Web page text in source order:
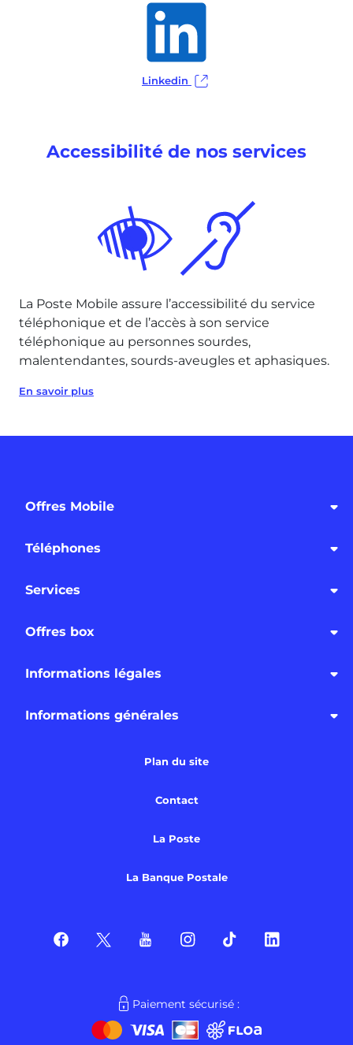
Linkedin
Accessibilité de nos services
La Poste Mobile assure l’accessibilité du service
téléphonique et de l’accès à son service
téléphonique au personnes sourdes,
malentendantes, sourds-aveugles et aphasiques.
En savoir plus
Offres Mobile
Téléphones
Services
Offres box
Informations légales
Informations générales
Plan du site
Contact
La Poste
La Banque Postale
Paiement sécurisé :